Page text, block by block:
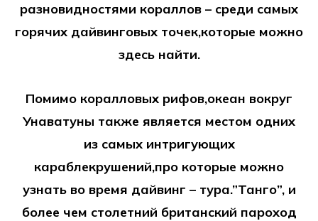
разновидностями кораллов – среди самых
горячих дайвинговых точек,которые можно
здесь найти.
Помимо коралловых рифов,океан вокруг
Унаватуны также является местом одних
из самых интригующих
караблекрушений,про которые можно
узнать во время дайвинг – тура.”Танго”, и
более чем столетний британский пароход